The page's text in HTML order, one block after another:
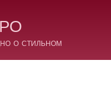
о стильном